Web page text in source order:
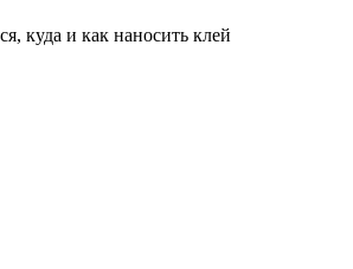
куда и как наносить клей